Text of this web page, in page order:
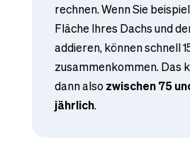
rechnen. Wenn Sie
Fläche Ihres Dachs und
addieren, können schnell
zusammenkommen. Das
dann alsozwischen 75
jährlich.